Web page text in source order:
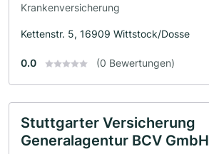
Krankenversicherung
Kettenstr. 5, 16909 Wittstock/Dosse
0.0 (0 Bewertungen)
Stuttgarter Versicherung
Generalagentur BCV GmbH